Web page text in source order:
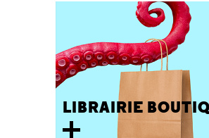
LIBRAIRIE